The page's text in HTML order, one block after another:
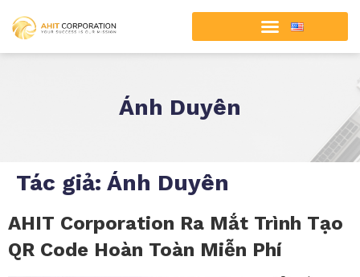
Ánh Duyên
Tác giả: Ánh Duyên
AHIT Corporation Ra Mắt Trình Tạo
QR Code Hoàn Toàn Miễn Phí